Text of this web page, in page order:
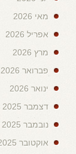
מאי 2026
אפריל 2026
מרץ 2026
פברואר 2026
ינואר 2026
דצמבר 2025
נובמבר 2025
אוקטובר 2025